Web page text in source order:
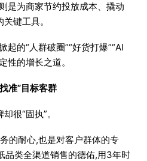
是为商家节约投放成本、撬动
键工具。
的“人群破圈”“好货打爆”“AI
性的增长之道。
准”目标客群
很“固执”。
的耐心,也是对客户群体的专
品类全渠道销售的德佑,用3年时